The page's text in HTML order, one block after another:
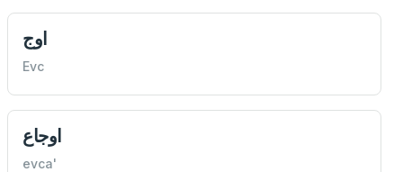
اوج
Evc
اوجاع
evca'